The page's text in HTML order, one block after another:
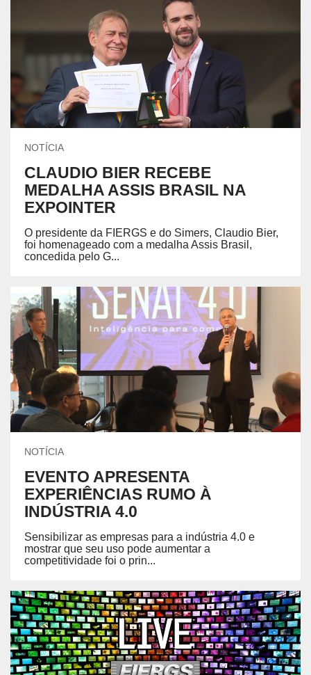
NOTÍCIA
CLAUDIO BIER RECEBE
MEDALHA ASSIS BRASIL NA
EXPOINTER
O presidente da FIERGS e do Simers, Claudio Bier,
foi homenageado com a medalha Assis Brasil,
concedida pelo G...
NOTÍCIA
EVENTO APRESENTA
EXPERIÊNCIAS RUMO À
INDÚSTRIA 4.0
Sensibilizar as empresas para a indústria 4.0 e
mostrar que seu uso pode aumentar a
competitividade foi o prin...